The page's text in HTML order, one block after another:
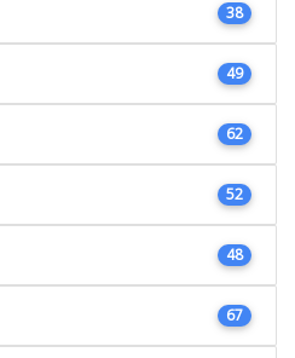
38
49
62
52
48
67